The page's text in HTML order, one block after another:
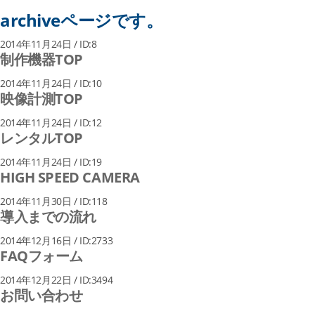
archiveページです。
2014年11月24日 / ID:8
制作機器TOP
2014年11月24日 / ID:10
映像計測TOP
2014年11月24日 / ID:12
レンタルTOP
2014年11月24日 / ID:19
HIGH SPEED CAMERA
2014年11月30日 / ID:118
導入までの流れ
2014年12月16日 / ID:2733
FAQフォーム
2014年12月22日 / ID:3494
お問い合わせ